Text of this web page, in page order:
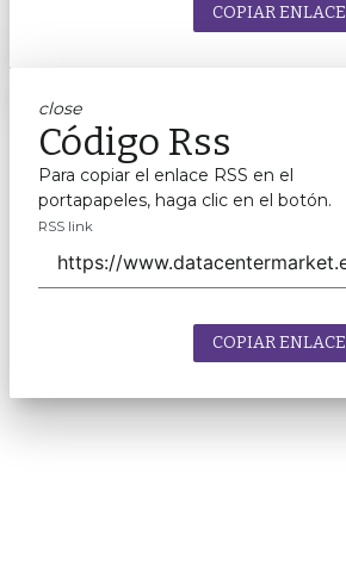
COPIAR ENLACE
close
Código Rss
Para copiar el enlace RSS en el
portapapeles, haga clic en el botón.
RSS link
COPIAR ENLACE